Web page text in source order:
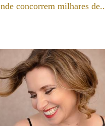
concorrem milhares